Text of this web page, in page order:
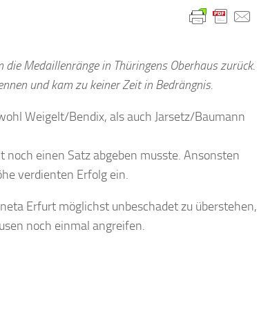
Medaillenränge in Thüringens Oberhaus zurück.
und kam zu keiner Zeit in Bedrängnis.
Weigelt/Bendix, als auch Jarsetz/Baumann
noch einen Satz abgeben musste. Ansonsten
verdienten Erfolg ein.
Erfurt möglichst unbeschadet zu überstehen,
noch einmal angreifen.